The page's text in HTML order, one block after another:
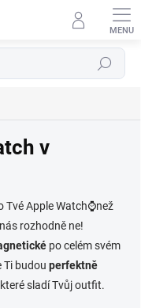
Hledat
v
Tvé Apple Watch⌚než
rozhodně ne!
po celém svém
Ti budou perfektně
sladí Tvůj outfit.